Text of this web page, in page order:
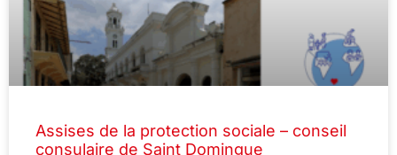
Assises de la protection sociale – conseil
consulaire de Saint Domingue